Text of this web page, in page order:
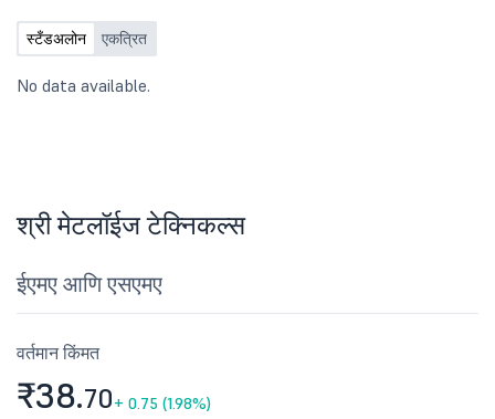
स्टँडअलोन एकत्रित
No data available.
श्री मेटलॉईज टेक्निकल्स
ईएमए आणि एसएमए
वर्तमान किंमत
₹38.70+ 0.75 (1.98%)